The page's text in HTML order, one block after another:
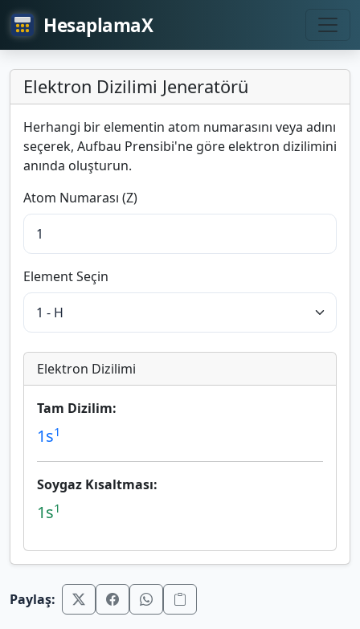
HesaplamaX
Elektron Dizilimi Jeneratörü
Herhangi bir elementin atom numarasını veya adını
seçerek, Aufbau Prensibi'ne göre elektron dizilimini
anında oluşturun.
Atom Numarası (Z)
Element Seçin
Elektron Dizilimi
Tam Dizilim:
1s1
Soygaz Kısaltması:
1s1
Paylaş: